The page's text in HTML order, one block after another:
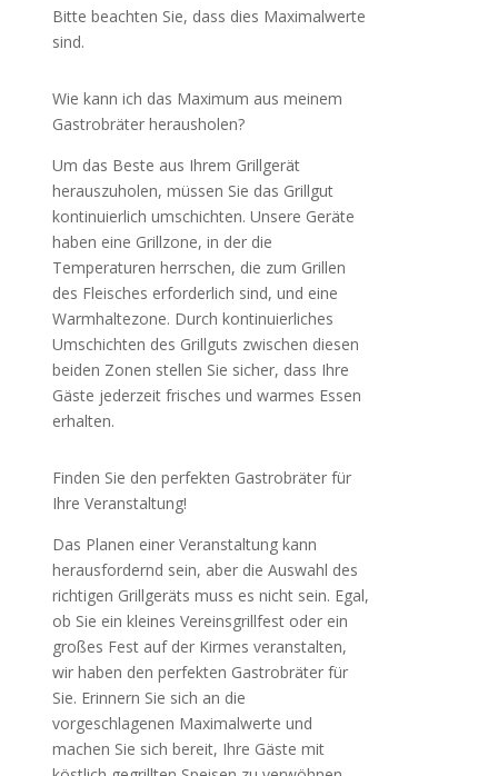
Bitte beachten Sie, dass dies Maximalwerte
sind.
Wie kann ich das Maximum aus meinem
Gastrobräter herausholen?
Um das Beste aus Ihrem Grillgerät
herauszuholen, müssen Sie das Grillgut
kontinuierlich umschichten. Unsere Geräte
haben eine Grillzone, in der die
Temperaturen herrschen, die zum Grillen
des Fleisches erforderlich sind, und eine
Warmhaltezone. Durch kontinuierliches
Umschichten des Grillguts zwischen diesen
beiden Zonen stellen Sie sicher, dass Ihre
Gäste jederzeit frisches und warmes Essen
erhalten.
Finden Sie den perfekten Gastrobräter für
Ihre Veranstaltung!
Das Planen einer Veranstaltung kann
herausfordernd sein, aber die Auswahl des
richtigen Grillgeräts muss es nicht sein. Egal,
ob Sie ein kleines Vereinsgrillfest oder ein
großes Fest auf der Kirmes veranstalten,
wir haben den perfekten Gastrobräter für
Sie. Erinnern Sie sich an die
vorgeschlagenen Maximalwerte und
machen Sie sich bereit, Ihre Gäste mit